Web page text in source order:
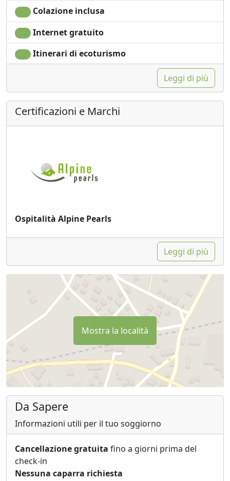
Colazione inclusa
Internet gratuito
Itinerari di ecoturismo
Leggi di più
Certificazioni e Marchi
Ospitalità Alpine Pearls
Leggi di più
Mostra la località
Da Sapere
Informazioni utili per il tuo soggiorno
Cancellazione gratuita fino a giorni prima del
check-in
Nessuna caparra richiesta